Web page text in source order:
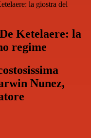
la giostra del
Ketelaere: la
regime
Nunez,